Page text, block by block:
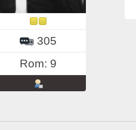
305
Rom: 9